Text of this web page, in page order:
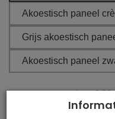
Akoestisch paneel
Grijs akoestisch
Akoestisch paneel
Netto prijs:€2.89